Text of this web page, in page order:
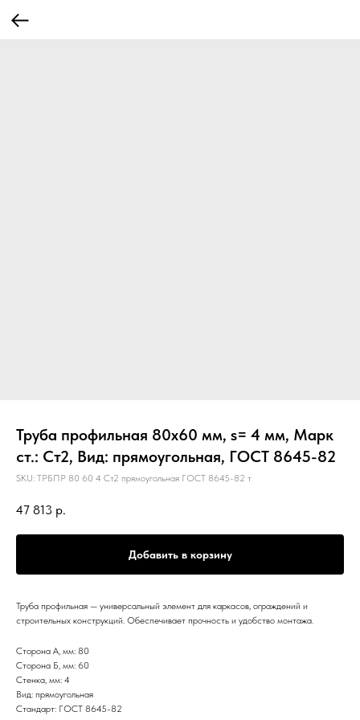
Труба профильная 80х60 мм, s= 4 мм, Марк
ст.: Ст2, Вид: прямоугольная, ГОСТ 8645-82
SKU: ТРБПР 80 60 4 Ст2 прямоугольная ГОСТ 8645-82 т
47 813 р.
Добавить в корзину
Труба профильная — универсальный элемент для каркасов, ограждений и
строительных конструкций. Обеспечивает прочность и удобство монтажа.
Сторона А, мм: 80
Сторона Б, мм: 60
Стенка, мм: 4
Вид: прямоугольная
Стандарт: ГОСТ 8645-82